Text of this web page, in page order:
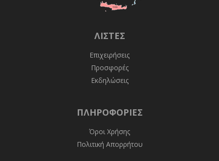
ΛΊΣΤΕΣ
Επιχειρήσεις
Προσφορές
Εκδηλώσεις
ΠΛΗΡΟΦΟΡΊΕΣ
Όροι Χρήσης
Πολιτική Απορρήτου